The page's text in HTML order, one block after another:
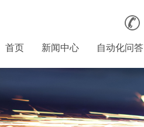
首页 新闻中心 自动化问答